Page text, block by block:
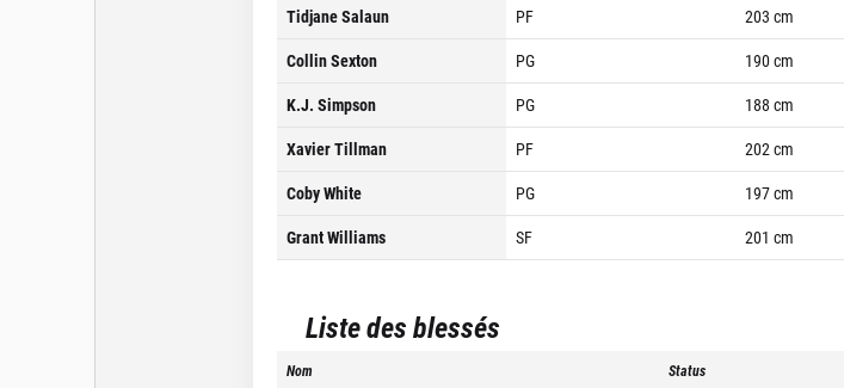
Tidjane Salaun
PF 203 cm
Collin Sexton
PG 190cm
K.J. Simpson
PG 188 cm
Xavier Tillman
PF 202cm
Coby White
PG 197cm
Grant Williams
SF 201 cm
Liste des blessés
Nom Status